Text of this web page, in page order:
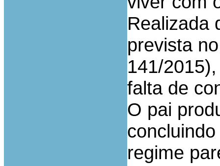
Realizada
prevista
141/
falta de
O pai
regime